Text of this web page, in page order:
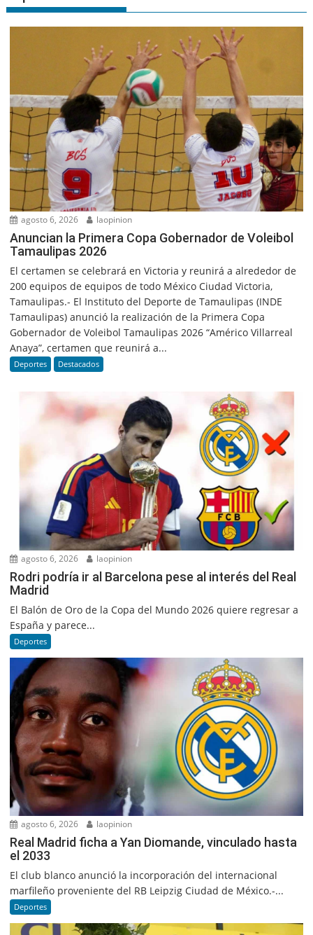
agosto 6, 2026 laopinion
Anuncian la Primera Copa Gobernador de Voleibol
Tamaulipas 2026
El certamen se celebrará en Victoria y reunirá a alrededor de
200 equipos de equipos de todo México Ciudad Victoria,
Tamaulipas.- El Instituto del Deporte de Tamaulipas (INDE
Tamaulipas) anunció la realización de la Primera Copa
Gobernador de Voleibol Tamaulipas 2026 “Américo Villarreal
Anaya”, certamen que reunirá a...
Deportes Destacados
agosto 6, 2026 laopinion
Rodri podría ir al Barcelona pese al interés del Real
Madrid
El Balón de Oro de la Copa del Mundo 2026 quiere regresar a
España y parece...
Deportes
agosto 6, 2026 laopinion
Real Madrid ficha a Yan Diomande, vinculado hasta
el 2033
El club blanco anunció la incorporación del internacional
marfileño proveniente del RB Leipzig Ciudad de México.-...
Deportes